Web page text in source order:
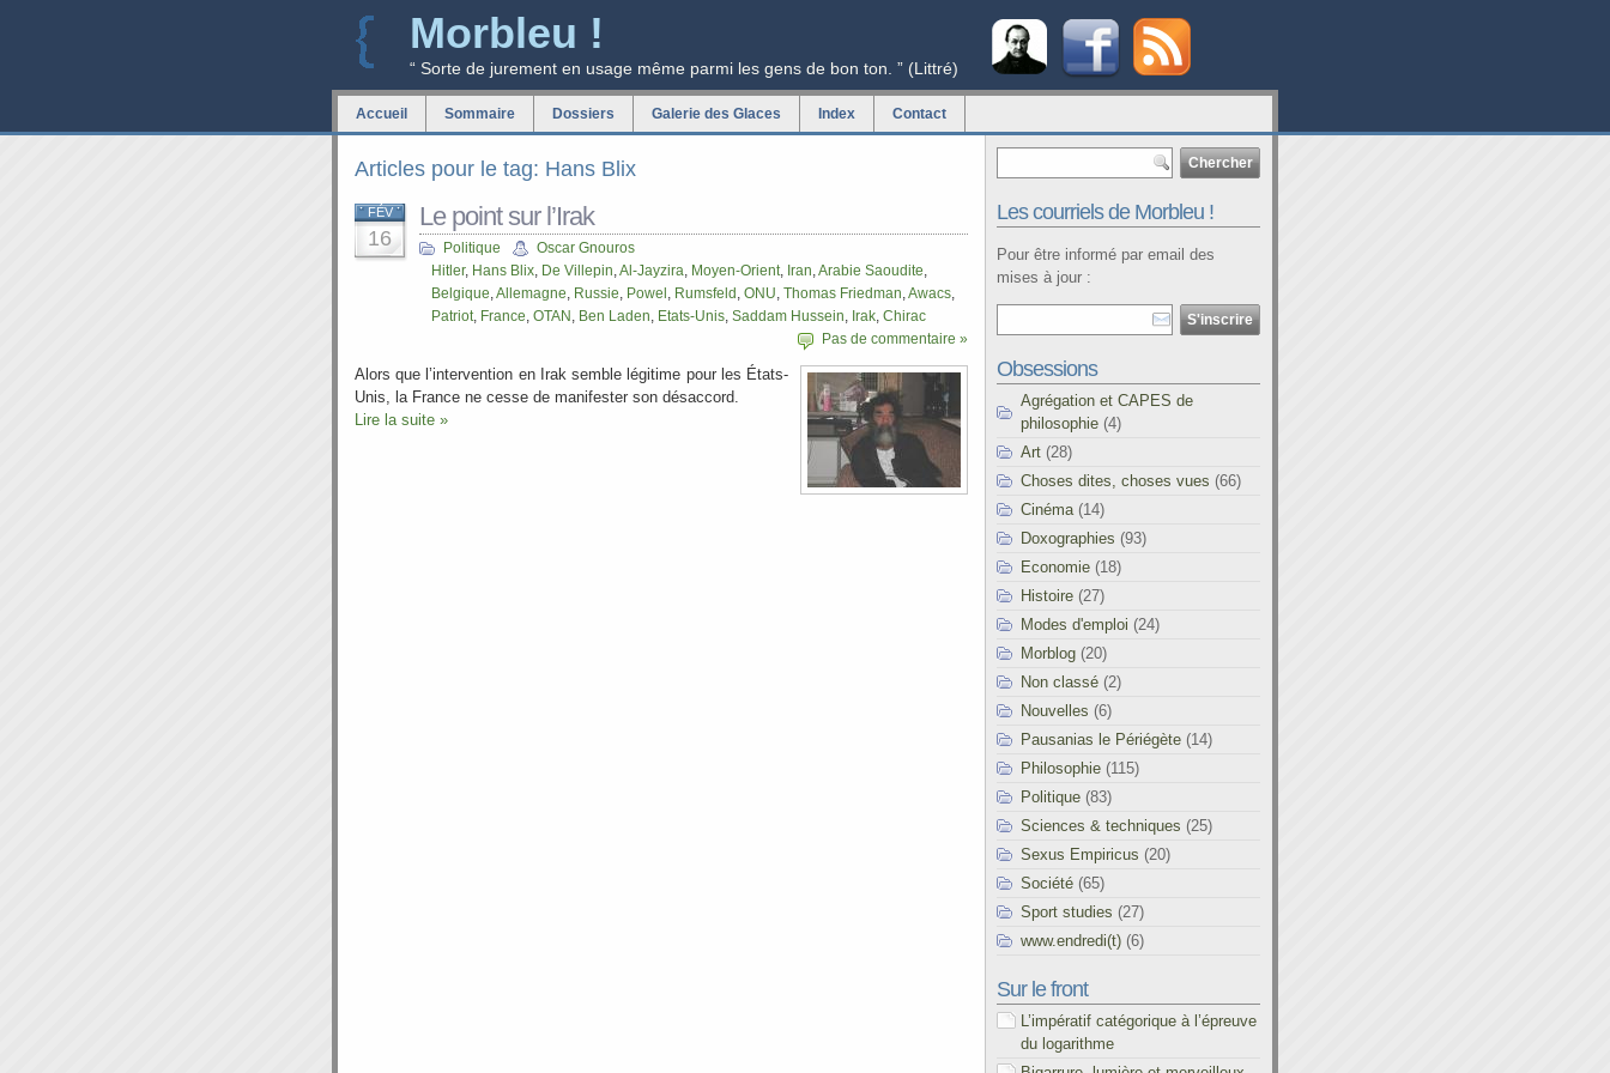
Morbleu !
“ Sorte de jurement en usage même parmi les gens de bon ton. ” (Littré)
Accueil Sommaire Dossiers Galerie des Glaces Index Contact
Articles pour le tag: Hans Blix
FÉV
16
Le point sur l’Irak
Politique
Oscar Gnouros
Hitler, Hans Blix, De Villepin,Al-Jayzira, Moyen-Orient, Iran,Arabie Saoudite,
Belgique,Allemagne, Russie, Powel , Rumsfeld , ONU, Thomas Friedman,Awacs,
Patriot, France, OTAN , Ben Laden, Etats-Unis, Saddam Hussein, Irak, Chirac
Pas de commentaire »
Alors que l’intervention en Irak semble légitime pour les États-
Unis, la France ne cesse de manifester son désaccord.
Lire la suite »
Les courriels de Morbleu !
Pour être informé par email des
mises à jour :
Obsessions
Agrégation et CAPES de
philosophie (4)
Art (28)
Choses dites, choses vues (66)
Cinéma (14)
Doxographies (93)
Economie (18)
Histoire (27)
Modes d'emploi (24)
Morblog (20)
Non classé (2)
Nouvelles (6)
Pausanias le Périégète (14)
Philosophie (115)
Politique (83)
Sciences & techniques (25)
Sexus Empiricus (20)
Société (65)
Sport studies (27)
www.endredi(t) (6)
Sur le front
L’impératif catégorique à l’épreuve
du logarithme